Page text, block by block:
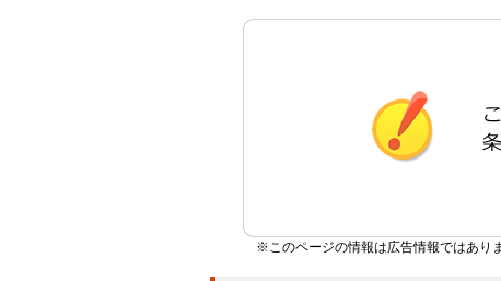
※このページの情報は広告情報ではあり